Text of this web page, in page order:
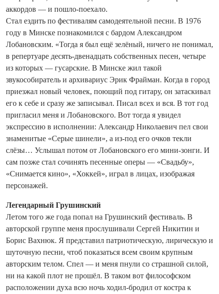
аккордов — и пошло-поехало.
Стал ездить по фестивалям самодеятельной песни. В 1976
году в Минске познакомился с бардом Александром
Лобановским. «То­гда я был ещё зелёный, ничего не понимал,
в репертуаре десять‑двена­дцать собственных песен, четыре
из которых — гусарские. В Минске жил такой
звукособиратель и архивариус Эрик Фрайман. Когда в город
приезжал новый человек, поющий под гитару, он затаскивал
его к себе и сразу же записывал. Писал всех и вся. В тот год
пригласил меня и Лобановского. Вот тогда я увидел
экспрессию в исполнении: Александр Николаевич пел свои
знаменитые «Серые шинели», а из-под его очков текли
слёзы… Услышал потом от Лобановского его мини-зонги. И
сам позже стал сочинять песенные оперы — «Свадьбу»,
«Снимается кино», «Хоккей», играл в лицах, изображая
персонажей.
Легендарный Грушинский
Летом того же года попал на Грушинский фестиваль. В
авторской группе меня прослушивали Сергей Никитин и
Борис Вахнюк. Я представил патриотическую, лирическую и
шуточную песни, чтоб показаться всем своим крупным
авторским телом. Спел — и меня пнули со страшной силой,
ни на какой плот не прошёл. В таком вот философском
расположении духа всю ночь ходил-бродил от костра к